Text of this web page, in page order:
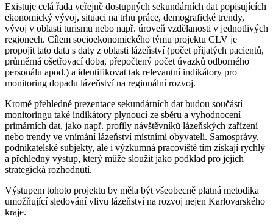
Existuje celá řada veřejně dostupných sekundárních dat popisujících
ekonomický vývoj, situaci na trhu práce, demografické trendy,
vývoj v oblasti turismu nebo např. úroveň vzdělanosti v jednotlivých
regionech. Cílem socioekonomického týmu projektu CLV je
propojit tato data s daty z oblasti lázeňství (počet přijatých pacientů,
průměrná ošetřovací doba, přepočtený počet úvazků odborného
personálu apod.) a identifikovat tak relevantní indikátory pro
monitoring dopadu lázeňství na regionální rozvoj.
Kromě přehledné prezentace sekundárních dat budou součástí
monitoringu také indikátory plynoucí ze sběru a vyhodnocení
primárních dat, jako např. profily návštěvníků lázeňských zařízení
nebo trendy ve vnímání lázeňství místními obyvateli. Samosprávy,
podnikatelské subjekty, ale i výzkumná pracoviště tím získají rychlý
a přehledný výstup, který může sloužit jako podklad pro jejich
strategická rozhodnutí.
Výstupem tohoto projektu by měla být všeobecně platná metodika
umožňující sledování vlivu lázeňství na rozvoj nejen Karlovarského
kraje.